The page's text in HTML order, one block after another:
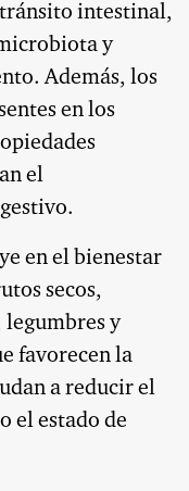
intestinal,
y
Además, los
en los
el
en el bienestar
secos,
legumbres y
favorecen la
a reducir el
el estado de